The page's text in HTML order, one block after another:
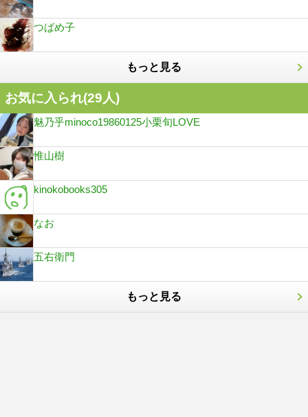
つばめ子
もっと見る
お気に入られ(29人)
魅乃乎minoco19860125小栗旬LOVE
惟山樹
kinokobooks305
なお
五右衛門
もっと見る